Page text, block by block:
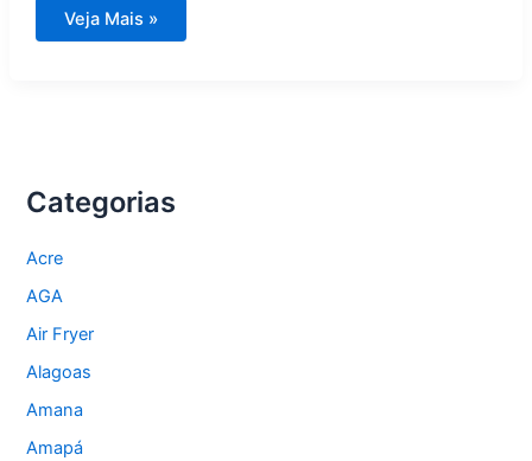
Dicas
Veja Mais »
Categorias
Acre
AGA
Air Fryer
Alagoas
Amana
Amapá